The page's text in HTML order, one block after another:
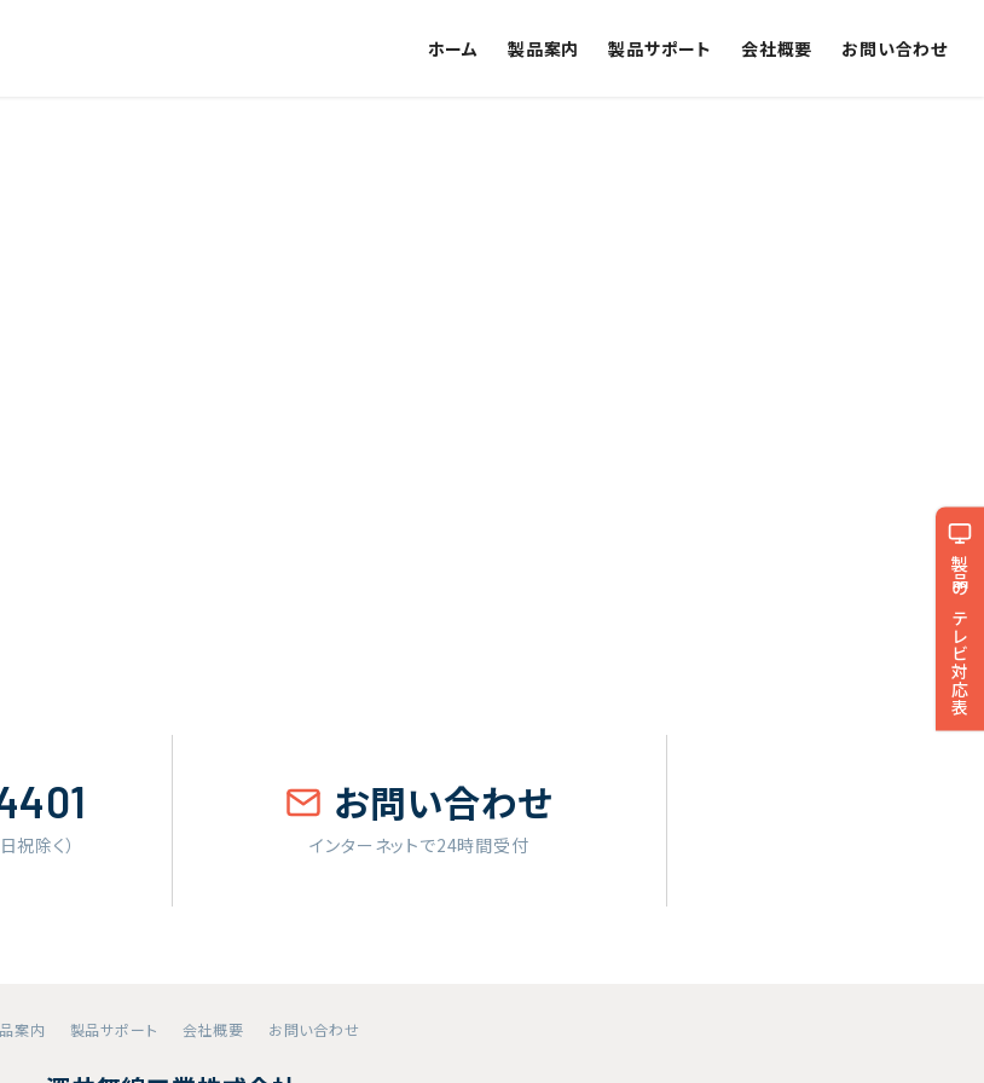
製品のテレビ対応表
ホーム 製品案内 製品サポート 会社概要 お問い合わせ
祝除く）
お問い合わせ
インターネットで24時間受付
案内 製品サポート 会社概要 お問い合わせ